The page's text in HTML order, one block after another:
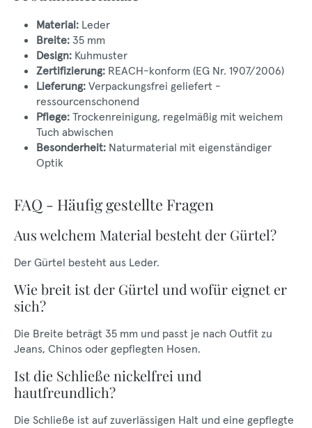
Material: Leder
Breite: 35 mm
Design: Kuhmuster
Zertifizierung: REACH-konform (EG Nr. 1907/2006)
Lieferung: Verpackungsfrei geliefert -
ressourcenschonend
Pflege: Trockenreinigung, regelmäßig mit weichem
Tuch abwischen
Besonderheit: Naturmaterial mit eigenständiger
Optik
FAQ - Häufig gestellte Fragen
Aus welchem Material besteht der Gürtel?
Der Gürtel besteht aus Leder.
Wie breit ist der Gürtel und wofür eignet er
sich?
Die Breite beträgt 35 mm und passt je nach Outfit zu
Jeans, Chinos oder gepflegten Hosen.
Ist die Schließe nickelfrei und
hautfreundlich?
Die Schließe ist auf zuverlässigen Halt und eine gepflegte